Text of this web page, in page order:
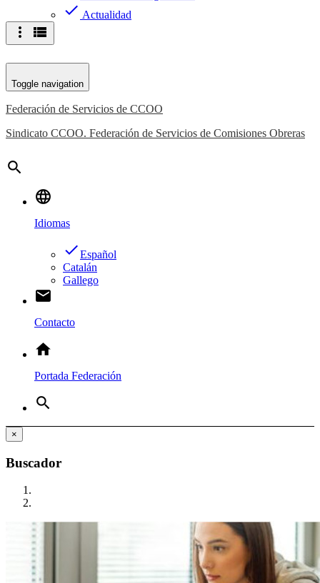
check Actualidad
more_vert view_list
Toggle navigation
Federación de Servicios de CCOO
Sindicato CCOO. Federación de Servicios de Comisiones Obreras
search
language
Idiomas
doneEspañol
Catalán
Gallego
email
Contacto
home
Portada Federación
search
×
Buscador